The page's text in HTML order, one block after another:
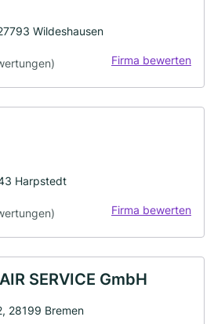
Wildeshausen
Firma bewerten
Harpstedt
Firma bewerten
SERVICE GmbH
28199 Bremen